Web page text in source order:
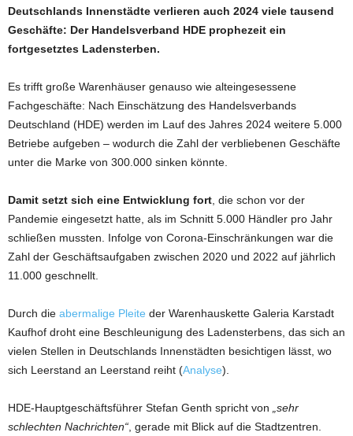
Deutschlands Innenstädte verlieren auch 2024 viele tausend
Geschäfte: Der Handelsverband HDE prophezeit ein
fortgesetztes Ladensterben.
Es trifft große Warenhäuser genauso wie alteingesessene
Fachgeschäfte: Nach Einschätzung des Handelsverbands
Deutschland (HDE) werden im Lauf des Jahres 2024 weitere 5.000
Betriebe aufgeben – wodurch die Zahl der verbliebenen Geschäfte
unter die Marke von 300.000 sinken könnte.
Damit setzt sich eine Entwicklung fort , die schon vor der
Pandemie eingesetzt hatte, als im Schnitt 5.000 Händler pro Jahr
schließen mussten. Infolge von Corona-Einschränkungen war die
Zahl der Geschäftsaufgaben zwischen 2020 und 2022 auf jährlich
11.000 geschnellt.
Durch die abermalige Pleite der Warenhauskette Galeria Karstadt
Kaufhof droht eine Beschleunigung des Ladensterbens, das sich an
vielen Stellen in Deutschlands Innenstädten besichtigen lässt, wo
sich Leerstand an Leerstand reiht (Analyse).
HDE-Hauptgeschäftsführer Stefan Genth spricht von
„sehr
schlechten Nachrichten“ , gerade mit Blick auf die Stadtzentren.